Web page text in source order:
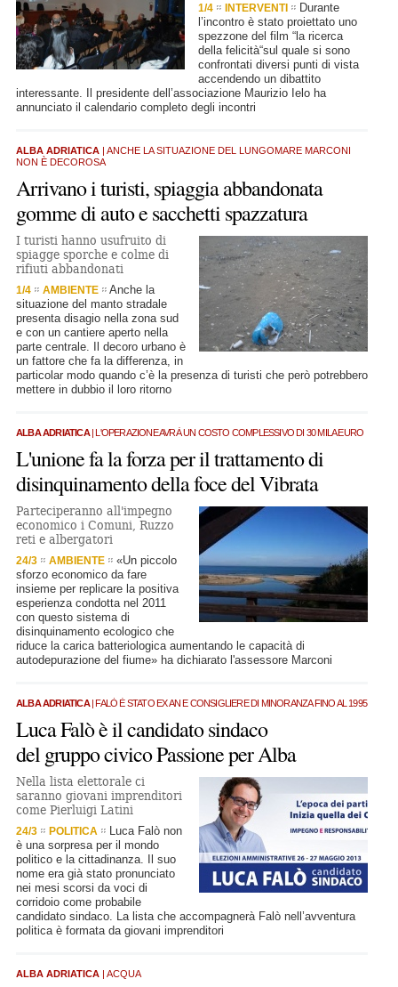
1/4 INTERVENTI
Durante
l’incontro è stato proiettato uno
spezzone del film “la ricerca
della felicità“sul quale si sono
confrontati diversi punti di vista
accendendo un dibattito
interessante. Il presidente dell’associazione Maurizio Ielo ha
annunciato il calendario completo degli incontri
ALBA ADRIATICA | ANCHE LA SITUAZIONE DEL LUNGOMARE MARCONI
NON È DECOROSA
Arrivano i turisti, spiaggia abbandonata
gomme di auto e sacchetti spazzatura
I turisti hanno usufruito di
spiagge sporche e colme di
rifiuti abbandonati
1/4 AMBIENTE
Anche la
situazione del manto stradale
presenta disagio nella zona sud
e con un cantiere aperto nella
parte centrale. Il decoro urbano è
un fattore che fa la differenza, in
particolar modo quando c’è la presenza di turisti che però potrebbero
mettere in dubbio il loro ritorno
ALBA ADRIATICA| L'OPERAZIONE AVRÀ UN COSTO COMPLESSIVO DI 30 MILA EURO
L'unione fa la forza per il trattamento di
disinquinamento della foce del Vibrata
Parteciperanno all'impegno
economico i Comuni, Ruzzo
reti e albergatori
24/3 AMBIENTE
«Un piccolo
sforzo economico da fare
insieme per replicare la positiva
esperienza condotta nel 2011
con questo sistema di
disinquinamento ecologico che
riduce la carica batteriologica aumentando le capacità di
autodepurazione del fiume» ha dichiarato l'assessore Marconi
ALBA ADRIATICA| FALÒ È STATO EX AN E CONSIGLIERE DI MINORANZA FINO AL 1995
Luca Falò è il candidato sindaco
del gruppo civico Passione per Alba
Nella lista elettorale ci
saranno giovani imprenditori
come Pierluigi Latini
24/3 POLITICA
Luca Falò non
è una sorpresa per il mondo
politico e la cittadinanza. Il suo
nome era già stato pronunciato
nei mesi scorsi da voci di
corridoio come probabile
candidato sindaco. La lista che accompagnerà Falò nell’avventura
politica è formata da giovani imprenditori
ALBA ADRIATICA | ACQUA